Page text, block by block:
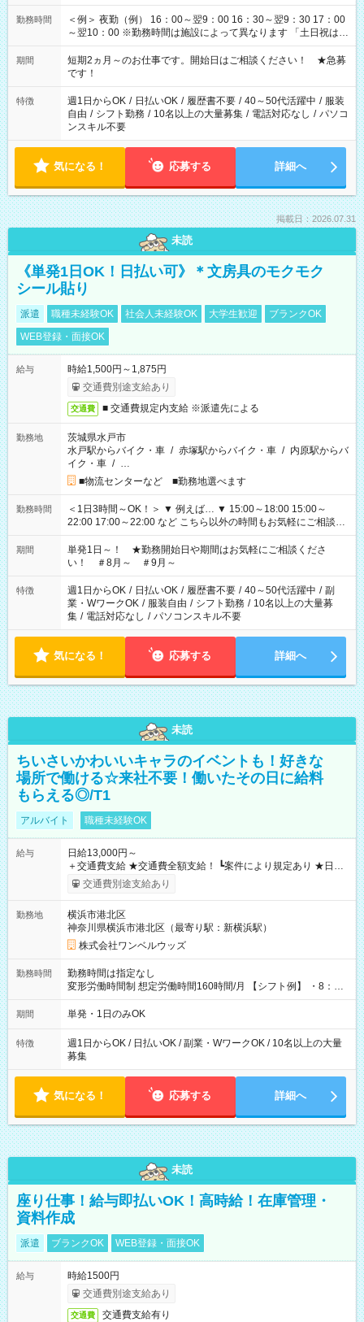
勤務時間
＜例＞ 夜勤（例） 16：00～翌9：00 16：30～翌9：30 17：00
～翌10：00 ※勤務時間は施設によって異なります 「土日祝は休
みたい」 「しっかり稼ぎたい」 「もう少し遅い時間から始めた
い」など ご希望にあったお仕事をご案内いたします。 ※未経験
の方の場合は1～2ヶ月間は日中での仕事を経験いただき、 お
仕事に慣れてからの夜勤になります。 ★家庭の都合でお休みが
必要な場合も遠慮なくご相談ください。
期間
短期2ヵ月～のお仕事です。開始日はご相談ください！ ★急募
です！
特徴 週1日からOK / 日払いOK / 履歴書不要 / 40～50代活躍中 / 服装
自由 / シフト勤務 / 10名以上の大量募集 / 電話対応なし / パソコ
ンスキル不要
気になる！ 応募する 詳細へ
掲載日：2026.07.31
未読
《単発1日OK！日払い可》＊文房具のモクモク
シール貼り
派遣 職種未経験OK 社会人未経験OK 大学生歓迎
ブランクOK
WEB登録・面接OK
給与
時給1,500円～1,875円
交通費別途支給あり
交通費 ■ 交通費規定内支給 ※派遣先による
勤務地
茨城県水戸市
水戸駅からバイク・車 / 赤塚駅からバイク・車 / 内原駅からバ
イク・車 / …
■物流センターなど ■勤務地選べます
勤務時間
＜1日3時間～OK！＞ ▼ 例えば… ▼ 15:00～18:00 15:00～
22:00 17:00～22:00 など こちら以外の時間もお気軽にご相談く
ださい！
期間
単発1日～！ ★勤務開始日や期間はお気軽にご相談くださ
い！ ＃8月～ ＃9月～
特徴 週1日からOK / 日払いOK / 履歴書不要 / 40～50代活躍中 / 副
業・WワークOK / 服装自由 / シフト勤務 / 10名以上の大量募
集 / 電話対応なし / パソコンスキル不要
気になる！ 応募する 詳細へ
未読
ちいさいかわいいキャラのイベントも！好きな
場所で働ける☆来社不要！働いたその日に給料
もらえる◎/T1
アルバイト 職種未経験OK
給与
日給13,000円～
＋交通費支給 ★交通費全額支給！ ┗案件により規定あり ★日払
いOK！（規定あり） ┗働いたその日に現金GET♪ お仕事後はコ
ンビニATMから 日払い分を引き落とせます！ 【試用期間】試
交通費別途支給あり
勤務地
横浜市港北区
神奈川県横浜市港北区（最寄り駅：新横浜駅）
株式会社ワンベルウッズ
勤務時間
勤務時間は指定なし
変形労働時間制 想定労働時間160時間/月 【シフト例】 ・8：00
～21：00
期間 単発・1日のみOK
特徴
週1日からOK / 日払いOK / 副業・WワークOK / 10名以上の大量
募集
気になる！ 応募する 詳細へ
未読
座り仕事！給与即払いOK！高時給！在庫管理・
資料作成
派遣 ブランクOK WEB登録・面接OK
給与
時給1500円
交通費別途支給あり
交通費 交通費支給有り